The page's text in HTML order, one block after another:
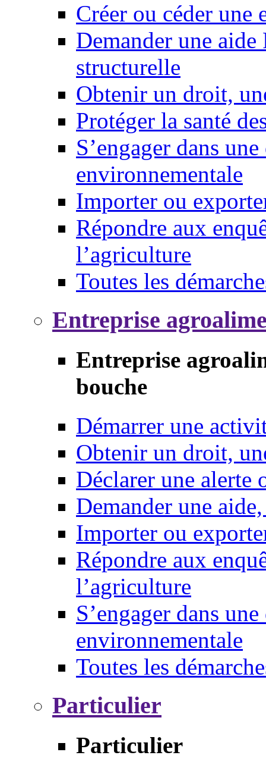
Créer ou céder une
Demander une
structurelle
Obtenir un droit,
Protéger la santé
S’engager dans
environnementale
Importer ou
Répondre aux
l’agriculture
Toutes les
Entreprise
Entreprise
bouche
Démarrer une
Obtenir un droit,
Déclarer une alerte
Demander une
Importer ou
Répondre aux
l’agriculture
S’engager dans
environnementale
Toutes les
Particulier
Particulier